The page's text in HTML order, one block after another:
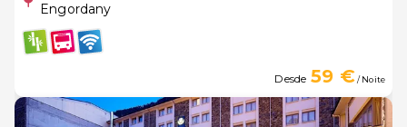
Engordany
Desde 59 €/ Noite